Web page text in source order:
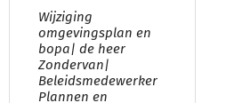
Wijziging
omgevingsplan en
bopa| de heer
Zondervan|
Beleidsmedewerker
Plannen en